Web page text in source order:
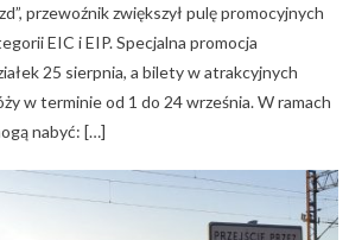
przewoźnik zwiększył pulę promocyjnych
EIC i EIP. Specjalna promocja
25 sierpnia, a bilety w atrakcyjnych
w terminie od 1 do 24 września. W ramach
nabyć: […]